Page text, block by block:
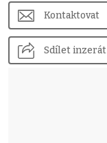
Kontaktovat
Sdílet inzerát